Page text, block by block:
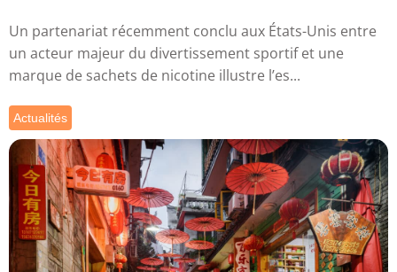
Un partenariat récemment conclu aux États-Unis entre
un acteur majeur du divertissement sportif et une
marque de sachets de nicotine illustre l’es...
Actualités